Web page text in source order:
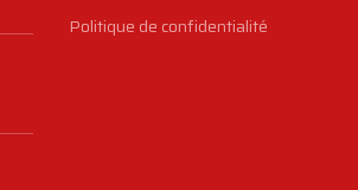
Politique de confidentialité